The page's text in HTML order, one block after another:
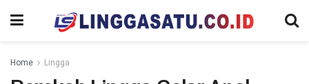
Home Lingga